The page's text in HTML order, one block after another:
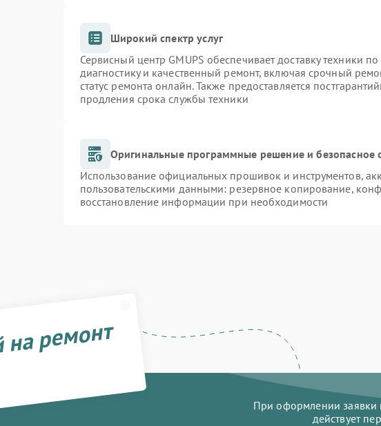
Широкий спектр услуг
Сервисный центр GMUPS обеспечивает доставку техники
диагностику и качественный ремонт, включая срочный
статус ремонта онлайн. Также предоставляется
продления срока службы техники
Оригинальные программные решение и безопасное
Использование официальных прошивок и инструментов,
пользовательскими данными: резервное копирование,
восстановление информации при необходимости
ремонт
При оформлении заявки
действует